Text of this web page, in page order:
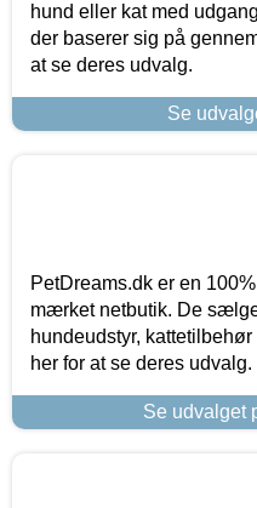
hund eller kat med
der baserer sig på
at se deres udvalg.
Se
PetDreams.dk er en
mærket netbutik. De
hundeudstyr,
her for at se deres udvalg.
Se udvalget